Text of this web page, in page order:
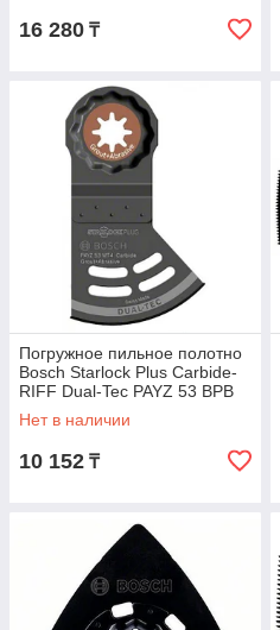
16 280 ₸
Погружное пильное полотно
Bosch Starlock Plus Carbide-
RIFF Dual-Tec PAYZ 53 BPB
Нет в наличии
10 152 ₸